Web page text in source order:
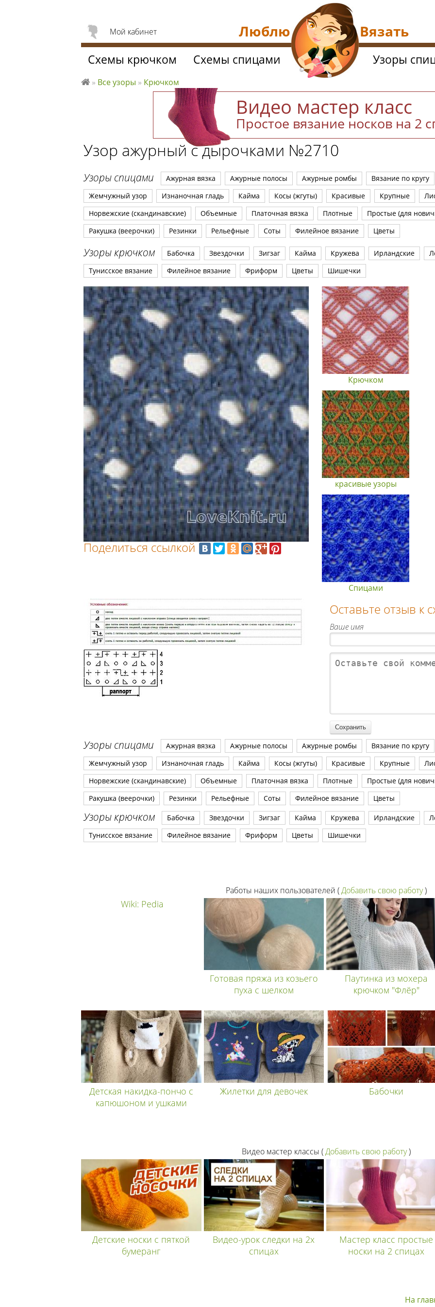
Видео мастер класс
Простое вязание носков на 2
Узор ажурный с дырочками №2710
Узоры спицами Ажурная вязка Ажурные полосы Ажурные ромбы Вязание по кругу
Жемчужный узор
Изнаночная гладь Кайма Косы (жгуты) Красивые Крупные
Норвежские (скандинавские)
Объемные Платочная вязка Плотные Простые (для
Ракушка (веерочки)
Резинки Рельефные Соты Филейное вязание Цветы
Узоры крючком Бабочка Звездочки Зигзаг Кайма Кружева Ирландские
Тунисское вязание
Филейное вязание Фриформ Цветы Шишечки
Поделиться ссылкой
Крючком
красивые узоры
Спицами
Оставьте отзыв к
Ваше имя
Узоры спицами Ажурная вязка Ажурные полосы Ажурные ромбы Вязание по кругу
Жемчужный узор
Изнаночная гладь Кайма Косы (жгуты) Красивые Крупные
Норвежские (скандинавские)
Объемные Платочная вязка Плотные Простые (для
Ракушка (веерочки)
Резинки Рельефные Соты Филейное вязание Цветы
Узоры крючком Бабочка Звездочки Зигзаг Кайма Кружева Ирландские
Тунисское вязание
Филейное вязание Фриформ Цветы Шишечки
Мой кабинет
Схемы крючком Схемы спицами Узоры
вя
ть
» Все узоры » Крючком
Люблю Вязать
Работы наших пользователей (Добавить свою работу)
Wiki: Pedia
Готовая пряжа из козьего
пуха с шелком
Паутинка из мохера
крючком "Флёр"
Детская накидка-пончо с
капюшоном и ушками
Жилетки для девочек Бабочки
Видео мастер классы (Добавить свою работу)
Детские носки с пяткой
бумеранг
Видео-урок следки на 2х
спицах
Мастер класс простые
носки на 2 спицах
На